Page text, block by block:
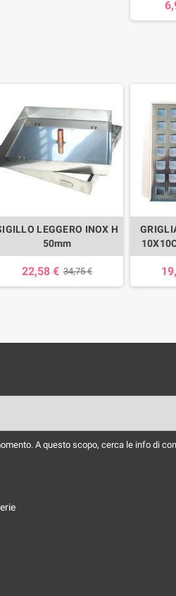
LEGGERO INOX H
50mm
22,58 € 34,75 €
A questo scopo, cerca le info di